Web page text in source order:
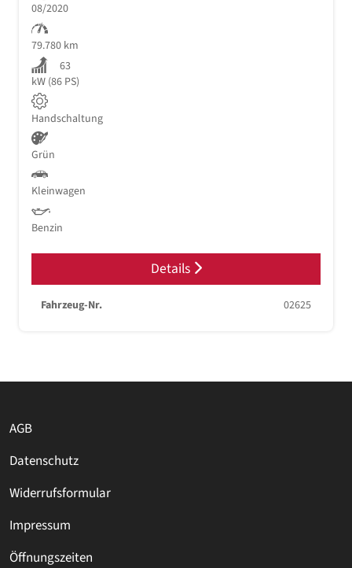
08/2020
79.780 km
63
kW (86 PS)
Handschaltung
Grün
Kleinwagen
Benzin
Details
Fahrzeug-Nr. 02625
AGB
Datenschutz
Widerrufsformular
Impressum
Öffnungszeiten